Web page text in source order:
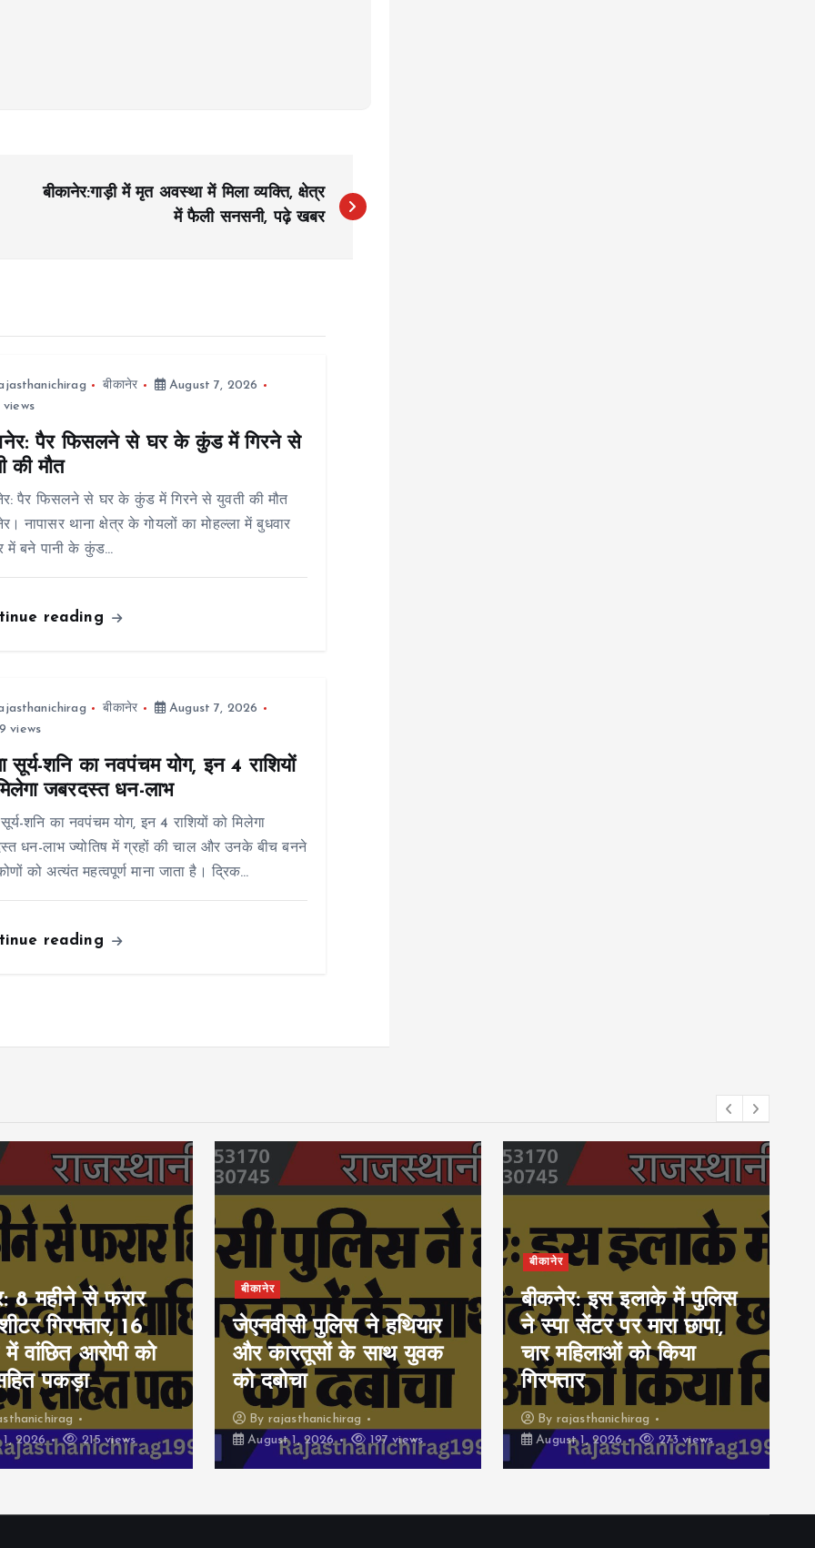
बीकानेर:गाड़ी में मृत अवस्था में मिला व्यक्ति, क्षेत्र
में फैली सनसनी, पढ़े खबर
बीकानेर
August 7, 2026
views
पैर फिसलने से घर के कुंड में गिरने से
की मौत
पैर फिसलने से घर के कुंड में गिरने से युवती की मौत
नापासर थाना क्षेत्र के गोयलों का मोहल्ला में बुधवार
में बने पानी के कुंड…
reading
बीकानेर
August 7, 2026
views
सूर्य-शनि का नवपंचम योग, इन 4 राशियों
जबरदस्त धन-लाभ
शनि का नवपंचम योग, इन 4 राशियों को मिलेगा
धन-लाभ ज्योतिष में ग्रहों की चाल और उनके बीच बनने
को अत्यंत महत्वपूर्ण माना जाता है। द्रिक…
reading
8 महीने से फरार
गिरफ्तार, 16
वांछित आरोपी को
पकड़ा
2026
215 views
बीकानेर
जेएनवीसी पुलिस ने हथियार
और कारतूसों के साथ युवक
को दबोचा
By rajasthanichirag
August 1, 2026
197 views
बीकानेर
बीकनेर: इस इलाके में पुलिस
ने स्पा सेंटर पर मारा छापा,
चार महिलाओं को किया
गिरफ्तार
By rajasthanichirag
August 1, 2026
273 views